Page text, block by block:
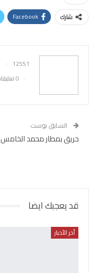
شارك Facebook
12551 المشاركات
0 تعليقات
السابق بوست
حريق بمطار محمد الخامس
قد يعجبك ايضا
أخر الأخبار